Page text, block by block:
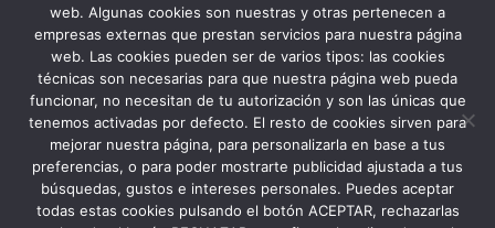
web. Algunas cookies son nuestras y otras pertenecen a
empresas externas que prestan servicios para nuestra página
web. Las cookies pueden ser de varios tipos: las cookies
técnicas son necesarias para que nuestra página web pueda
funcionar, no necesitan de tu autorización y son las únicas que
tenemos activadas por defecto. El resto de cookies sirven para
mejorar nuestra página, para personalizarla en base a tus
preferencias, o para poder mostrarte publicidad ajustada a tus
búsquedas, gustos e intereses personales. Puedes aceptar
todas estas cookies pulsando el botón ACEPTAR, rechazarlas